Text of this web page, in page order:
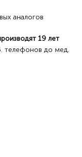
аналогов
19 лет
телефонов до мед.